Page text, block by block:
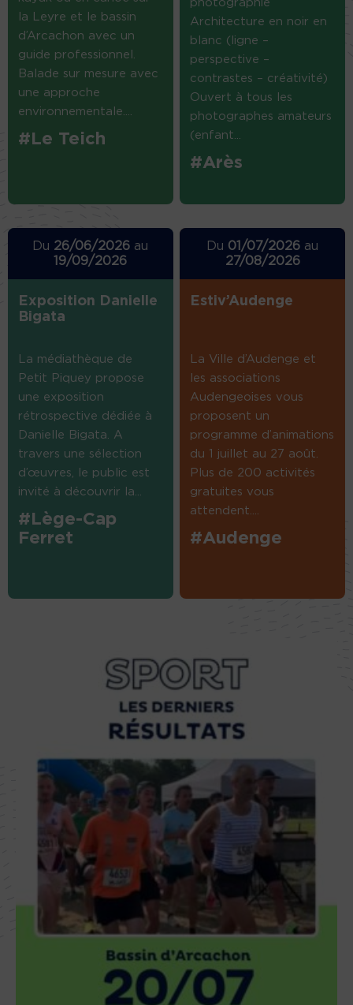
la Leyre et le bassin
d’Arcachon avec un
guide professionnel.
Balade sur mesure avec
une approche
environnementale....
#Le Teich
photographie
Architecture en noir en
blanc (ligne –
perspective –
contrastes – créativité)
Ouvert à tous les
photographes amateurs
(enfant...
#Arès
Du 26/06/2026 au
19/09/2026
Exposition Danielle
Bigata
La médiathèque de
Petit Piquey propose
une exposition
rétrospective dédiée à
Danielle Bigata. A
travers une sélection
d’œuvres, le public est
invité à découvrir la...
#Lège-Cap
Ferret
Du 01/07/2026 au
27/08/2026
Estiv’Audenge
La Ville d’Audenge et
les associations
Audengeoises vous
proposent un
programme d’animations
du 1 juillet au 27 août.
Plus de 200 activités
gratuites vous
attendent....
#Audenge